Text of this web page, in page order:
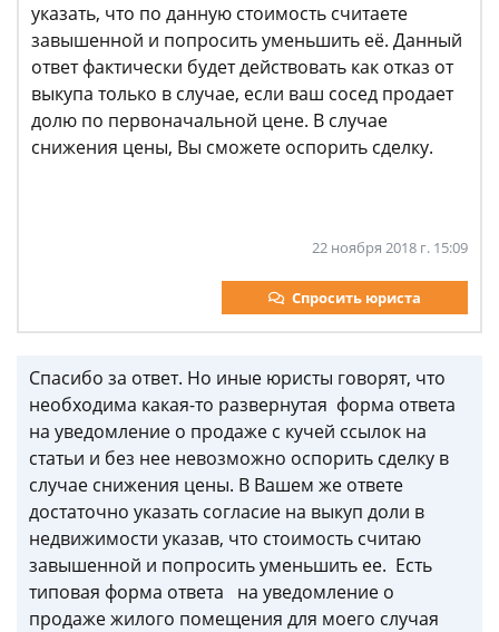
указать, что по данную стоимость считаете
завышенной и попросить уменьшить её. Данный
ответ фактически будет действовать как отказ от
выкупа только в случае, если ваш сосед продает
долю по первоначальной цене. В случае
снижения цены, Вы сможете оспорить сделку.
22 ноября 2018 г. 15:09
Спросить юриста
Спасибо за ответ. Но иные юристы говорят, что
необходима какая-то развернутая форма ответа
на уведомление о продаже с кучей ссылок на
статьи и без нее невозможно оспорить сделку в
случае снижения цены. В Вашем же ответе
достаточно указать согласие на выкуп доли в
недвижимости указав, что стоимость считаю
завышенной и попросить уменьшить ее. Есть
типовая форма ответа на уведомление о
продаже жилого помещения для моего случая